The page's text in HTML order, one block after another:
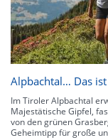
Alpbachtal… Das
Im Tiroler Alpbachtal
Majestätische Gipfel,
von den grünen
Geheimtipp für große